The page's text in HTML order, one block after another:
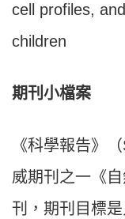
cell profiles,
children
期刊小檔案
《科學報告》
威期刊之一《
刊，期刊目標